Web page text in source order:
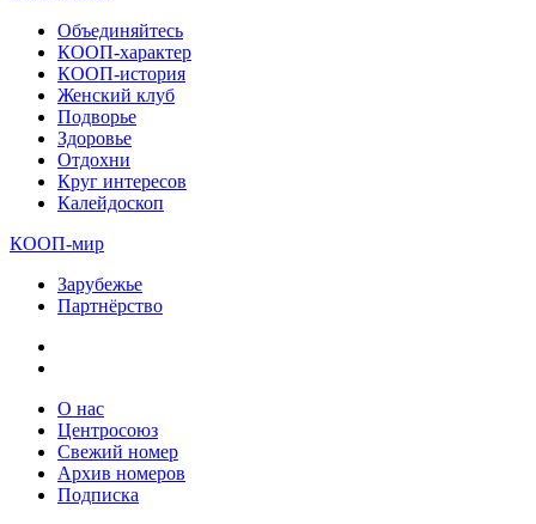
Объединяйтесь
КООП-характер
КООП-история
Женский клуб
Подворье
Здоровье
Отдохни
Круг интересов
Калейдоскоп
КООП-мир
Зарубежье
Партнёрство
О нас
Центросоюз
Свежий номер
Архив номеров
Подписка